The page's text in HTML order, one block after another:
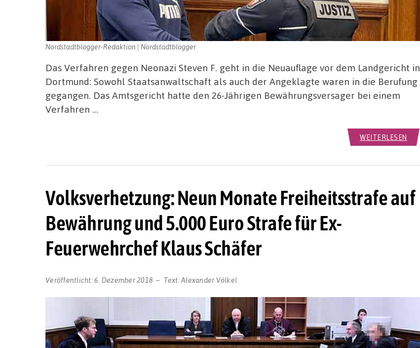
Nordstadtblogger-Redaktion | Nordstadtblogger
Das Verfahren gegen Neonazi Steven F. geht in die Neuauflage vor dem Landgericht in
Dortmund: Sowohl Staatsanwaltschaft als auch der Angeklagte waren in die Berufung
gegangen. Das Amtsgericht hatte den 26-Jährigen Bewährungsversager bei einem
Verfahren …
WEITERLESEN
Volksverhetzung: Neun Monate Freiheitsstrafe auf
Bewährung und 5.000 Euro Strafe für Ex-
Feuerwehrchef Klaus Schäfer
Veröffentlicht:6. Dezember 2018 Text:Alexander Völkel